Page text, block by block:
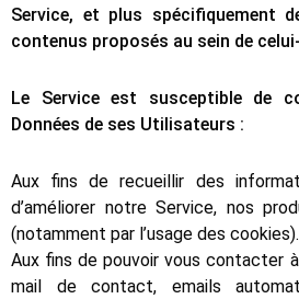
Service, et plus spécifiquement
contenus proposés au sein de
Le Service est susceptible de
Données de ses Utilisateurs :
Aux fins de recueillir des
d’améliorer notre Service, nos
(notamment par l’usage des cookies).
Aux fins de pouvoir vous contacter
mail de contact, emails